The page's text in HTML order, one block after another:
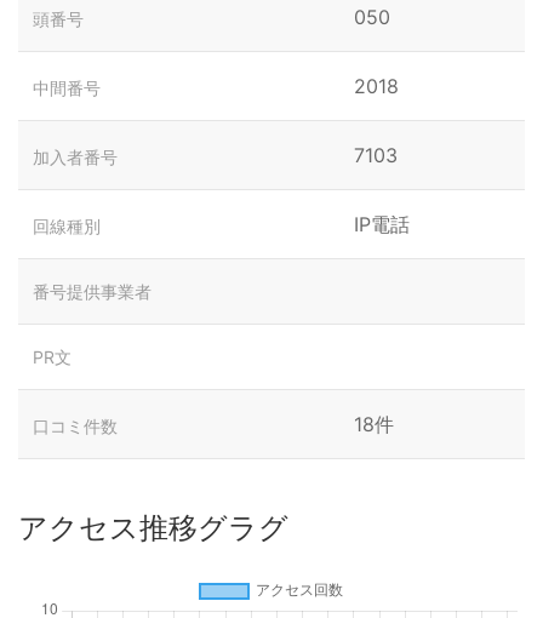
頭番号 050
中間番号 2018
加入者番号 7103
回線種別 IP電話
番号提供事業者
PR文
口コミ件数 18件
アクセス推移グラグ